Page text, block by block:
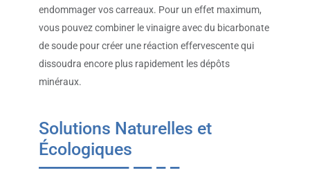
endommager vos carreaux. Pour un effet maximum,
vous pouvez combiner le vinaigre avec du bicarbonate
de soude pour créer une réaction effervescente qui
dissoudra encore plus rapidement les dépôts
minéraux.
Solutions Naturelles et
Écologiques